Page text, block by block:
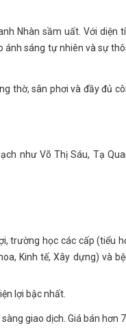
Nhàn sầm uất. Với diện
ánh sáng tự nhiên và sự
thờ, sân phơi và đầy đủ
như Võ Thị Sáu, Tạ
trường học các cấp (tiểu
Kinh tế, Xây dựng) và
lợi bậc nhất.
sàng giao dịch. Giá bán hơn